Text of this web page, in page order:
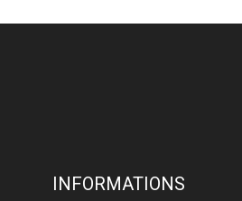
INFORMATIONS